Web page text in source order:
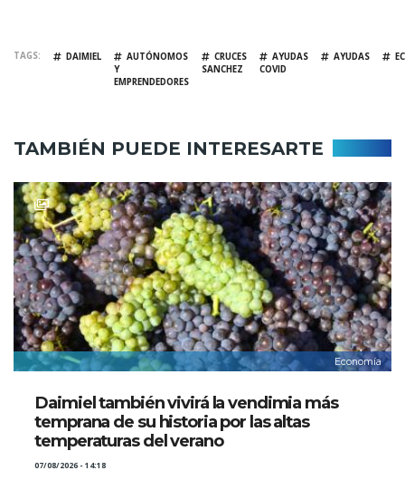
TAGS DAIMIEL
AUTÓNOMOS
Y
EMPRENDEDORES
CRUCES
SANCHEZ
AYUDAS
COVID
AYUDAS
TAMBIÉN PUEDE INTERESARTE
Economía
Daimiel también vivirá la vendimia más
temprana de su historia por las altas
temperaturas del verano
07/08/2026 - 14:18